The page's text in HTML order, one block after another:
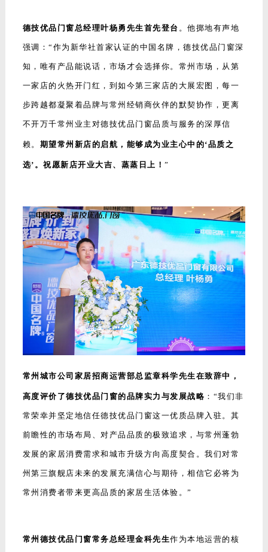
德技优品门窗总经理叶杨勇先生首先登台 。他掷地有声地
强调：“作为新华社首家认证的中国名牌，德技优品门窗深
知，唯有产品能说话，市场才会选择你。常州市场，从第
一家店的火热开门红，到如今第三家店的大展宏图，每一
步跨越都凝聚着品牌与常州经销商伙伴的默契协作，更离
不开万千常州业主对德技优品门窗品质与服务的深厚信
赖。 期望常州新店的启航，能够成为业主心中的‘品质之
选’。祝愿新店开业大吉、蒸蒸日上！”
常州城市公司家居招商运营部总监章科学先生在致辞中，
高度评价了德技优品门窗的品牌实力与发展战略 ：“我们非
常荣幸并坚定地信任德技优品门窗这一优质品牌入驻。其
前瞻性的市场布局、对产品品质的极致追求，与常州蓬勃
发展的家居消费需求和城市升级方向高度契合。我们对常
州第三旗舰店未来的发展充满信心与期待，相信它必将为
常州消费者带来更高品质的家居生活体验。”
常州德技优品门窗常务总经理金科先生作为本地运营的核